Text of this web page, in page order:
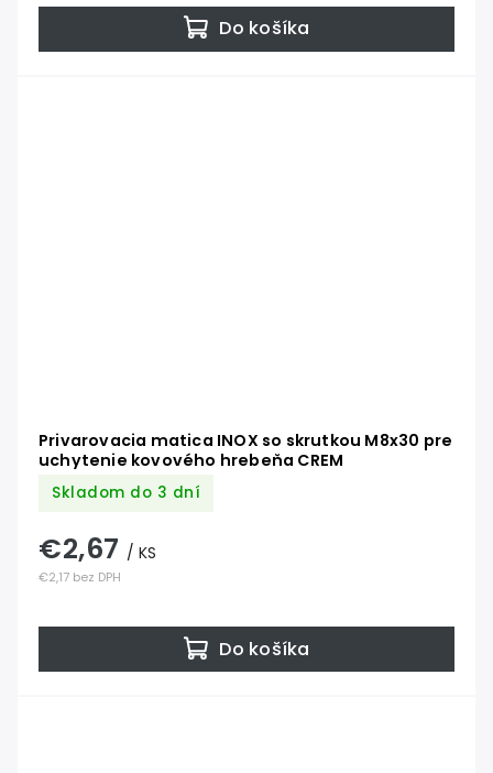
Do košíka
Privarovacia matica INOX so skrutkou M8x30 pre
uchytenie kovového hrebeňa CREM
Skladom do 3 dní
€2,17 bez DPH
€2,67 / KS
Do košíka